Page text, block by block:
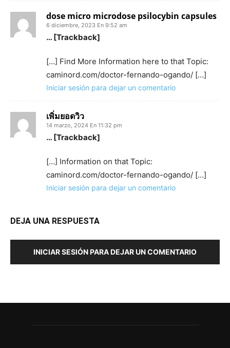
dose micro microdose psilocybin capsules
6 diciembre, 2023 En 9:52 am
… [Trackback]
[…] Find More Information here to that Topic:
caminord.com/doctor-fernando-ogando/ […]
Iniciar sesión para dejar un comentario
เพิ่มยอดวิว
14 marzo, 2024 En 11:32 pm
… [Trackback]
[…] Information on that Topic:
caminord.com/doctor-fernando-ogando/ […]
Iniciar sesión para dejar un comentario
DEJA UNA RESPUESTA
INICIAR SESIÓN PARA DEJAR UN COMENTARIO